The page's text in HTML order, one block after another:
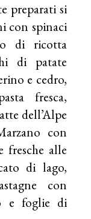
preparati si
con spinaci
di ricotta
di patate
e cedro,
fresca,
dell’Alpe
con
fresche alle
di lago,
con
e foglie di